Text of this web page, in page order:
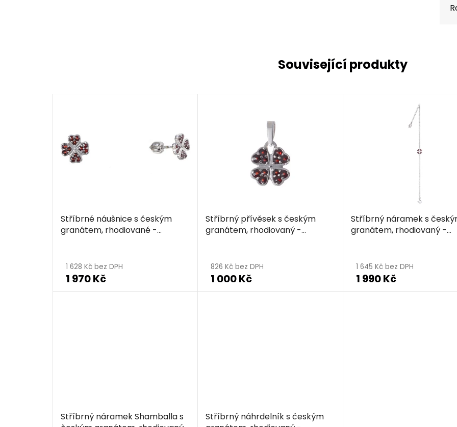
Související produkty
Stříbrné náušnice s českým
granátem, rhodiované -
1 628 Kč bez DPH
1 970 Kč
Stříbrný přívěsek s českým
granátem, rhodiovaný -
826 Kč bez DPH
1 000 Kč
Stříbrný náramek s
granátem, rhodiovaný -
1 645 Kč bez DPH
1 990 Kč
Stříbrný náramek Shamballa s
Stříbrný náhrdelník s českým